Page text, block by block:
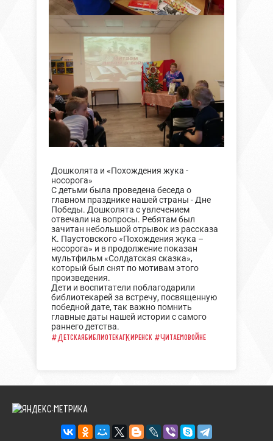
Дошколята и «Похождения жука -
носорога»
С детьми была проведена беседа о
главном празднике нашей страны - Дне
Победы. Дошколята с увлечением
отвечали на вопросы. Ребятам был
зачитан небольшой отрывок из рассказа
К. Паустовского «Похождения жука –
носорога» и в продолжение показан
мультфильм «Солдатская сказка»,
который был снят по мотивам этого
произведения.
Дети и воспитатели поблагодарили
библиотекарей за встречу, посвященную
победной дате, так важно помнить
главные даты нашей истории с самого
раннего детства.
#ДетскаябиблиотекагКиренск #Читаемовойне